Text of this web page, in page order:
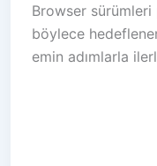
Browser
böylece
emin adımlarla